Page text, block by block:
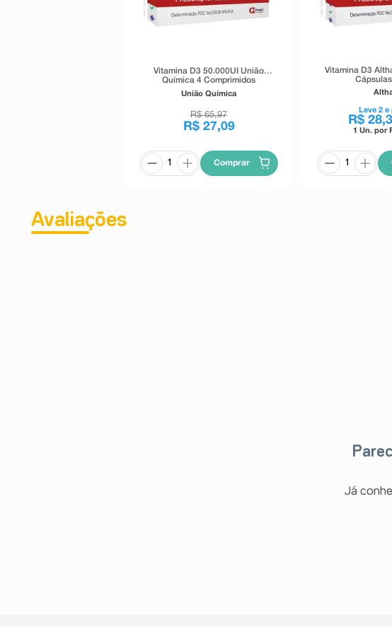
Vitamina D3 50.000UI União
Química 4 Comprimidos
Revestidos
União Química
R$ 65,97
R$ 27,09
Comprar
Vitamina D3
Leve 2e
R$ 28,
1 Un. por
Avaliações
Já